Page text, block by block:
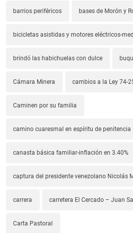
barrios periféricos bases de Morón y
bicicletas asistidas y motores eléctricos-
brindó las habichuelas con dulce
Cámara Minera cambios a la Ley 74-
Caminen por su familia
camino cuaresmal en espíritu de penitencia
canasta básica familiar-inflación en 3.40%
captura del presidente venezolano Nicolás
carrera carretera El Cercado – Juan
Carta Pastoral